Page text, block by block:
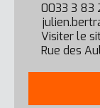
0033 3 83
Visiter le
Rue des